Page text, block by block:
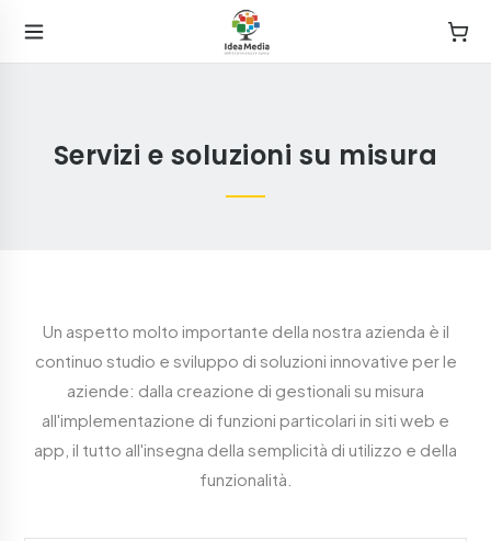
Servizi e soluzioni su misura
Un aspetto molto importante della nostra azienda è il
continuo studio e sviluppo di soluzioni innovative per le
aziende: dalla creazione di gestionali su misura
all'implementazione di funzioni particolari in siti web e
app, il tutto all'insegna della semplicità di utilizzo e della
funzionalità.